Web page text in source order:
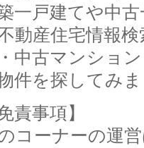
一戸建てや中
動産住宅情報
中古マンショ
件を探してみ
責事項】
コーナーの運